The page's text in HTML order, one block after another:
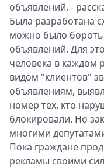
Стримы
Звезды
Выборы
2026
Скачай
Metro
объявлений, -
Была разработана
можно было
объявлений. Для
человека в каждом
видом "клиентов"
объявлениям,
номер тех, кто
блокировали. Но
многими
Пока граждане
рекламы своими